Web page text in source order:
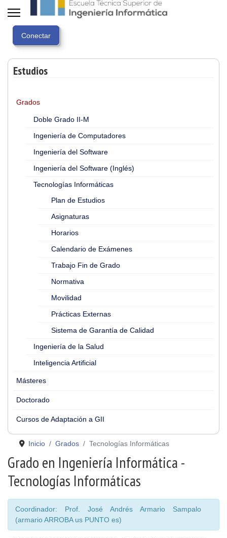
Estudios
Grados
Doble Grado II-M
Ingeniería de Computadores
Ingeniería del Software
Ingeniería del Software (Inglés)
Tecnologías Informáticas
Plan de Estudios
Asignaturas
Horarios
Calendario de Exámenes
Trabajo Fin de Grado
Normativa
Movilidad
Prácticas Externas
Sistema de Garantía de Calidad
Ingeniería de la Salud
Inteligencia Artificial
Másteres
Doctorado
Cursos de Adaptación a GII
Inicio Grados Tecnologías Informáticas
Grado en Ingeniería Informática -
Tecnologías Informáticas
Coordinador: Prof. José Andrés Armario Sampalo
(armario ARROBA us PUNTO es)